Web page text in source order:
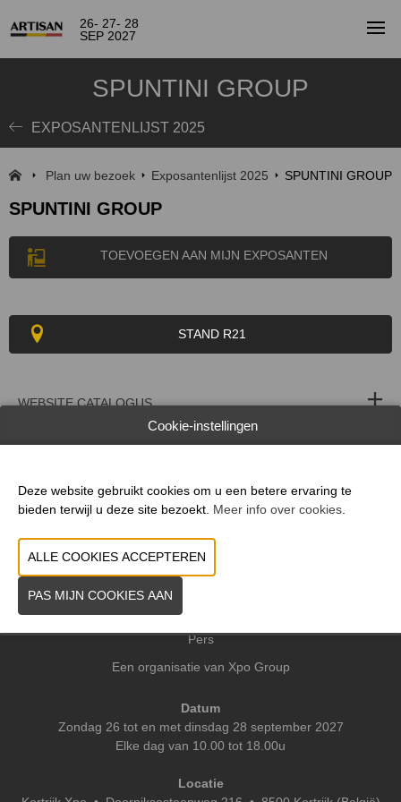
26- 27- 28
SEP 2027
SPUNTINI GROUP
EXPOSANTENLIJST 2025
Plan uw bezoek Exposantenlijst 2025 SPUNTINI GROUP
SPUNTINI GROUP
TOEVOEGEN AAN MIJN EXPOSANTEN
STAND R21
WEBSITE CATALOGUS
Praktische info
Contact
Pers
Een organisatie van Xpo Group
Datum
Zondag 26 tot en met dinsdag 28 september 2027
Elke dag van 10.00 tot 18.00u
Locatie
Cookie-instellingen
Deze website gebruikt cookies om u een betere ervaring te
bieden terwijl u deze site bezoekt. Meer info over cookies